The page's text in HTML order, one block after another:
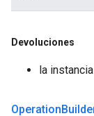
Devoluciones
la
Operation